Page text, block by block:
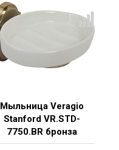
Мыльница Veragio
Stanford VR.STD-
7750.BR бронза